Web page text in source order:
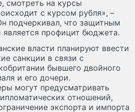
смотреть на курсы
с курсом рубля», –
подчеркивал, что защитным
профицит бюджета.
власти планируют ввести
санкции в связи с
бывшего двойного
и его дочери.
могут предусматривать
отношений,
экспорта и импорта